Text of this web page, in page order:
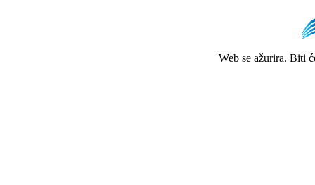
Web se ažurira. Biti